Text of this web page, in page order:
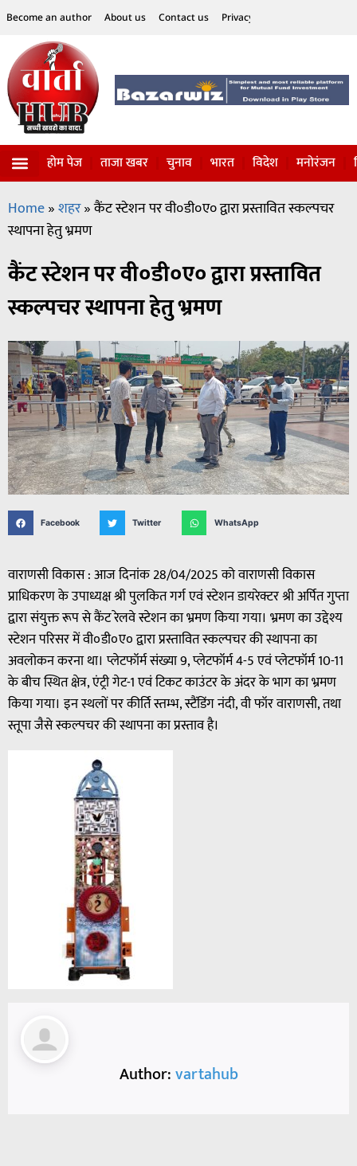
Become an author About us Contact us Privacy Policy
होम पेज ताजा खबर चुनाव भारत विदेश मनोरंजन
Home»शहर»कैंट स्टेशन पर वी०डी०ए० द्वारा प्रस्तावित स्कल्पचर
स्थापना हेतु भ्रमण
कैंट स्टेशन पर वी०डी०ए० द्वारा प्रस्तावित
स्कल्पचर स्थापना हेतु भ्रमण
Facebook Twitter WhatsApp
वाराणसी विकास : आज दिनांक 28/04/2025 को वाराणसी विकास
प्राधिकरण के उपाध्यक्ष श्री पुलकित गर्ग एवं स्टेशन डायरेक्टर श्री अर्पित गुप्ता
द्वारा संयुक्त रूप से कैंट रेलवे स्टेशन का भ्रमण किया गया। भ्रमण का उद्देश्य
स्टेशन परिसर में वी०डी०ए० द्वारा प्रस्तावित स्कल्पचर की स्थापना का
अवलोकन करना था। प्लेटफॉर्म संख्या 9, प्लेटफॉर्म 4-5 एवं प्लेटफॉर्म 10-11
के बीच स्थित क्षेत्र, एंट्री गेट-1 एवं टिकट काउंटर के अंदर के भाग का भ्रमण
किया गया। इन स्थलों पर कीर्ति स्तम्भ, स्टैंडिंग नंदी, वी फॉर वाराणसी, तथा
स्तूपा जैसे स्कल्पचर की स्थापना का प्रस्ताव है।
Author:vartahub